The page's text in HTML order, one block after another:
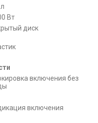
Вт
диск
включения без
включения